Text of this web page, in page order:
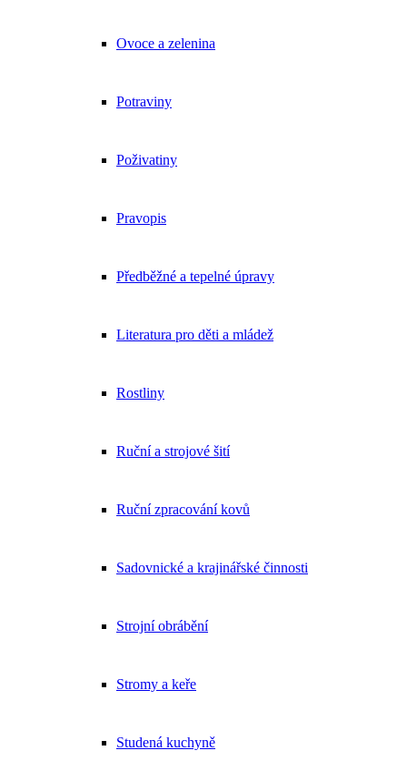
Ovoce a zelenina
Potraviny
Poživatiny
Pravopis
Předběžné a tepelné úpravy
Literatura pro děti a mládež
Rostliny
Ruční a strojové šití
Ruční zpracování kovů
Sadovnické a krajinářské činnosti
Strojní obrábění
Stromy a keře
Studená kuchyně